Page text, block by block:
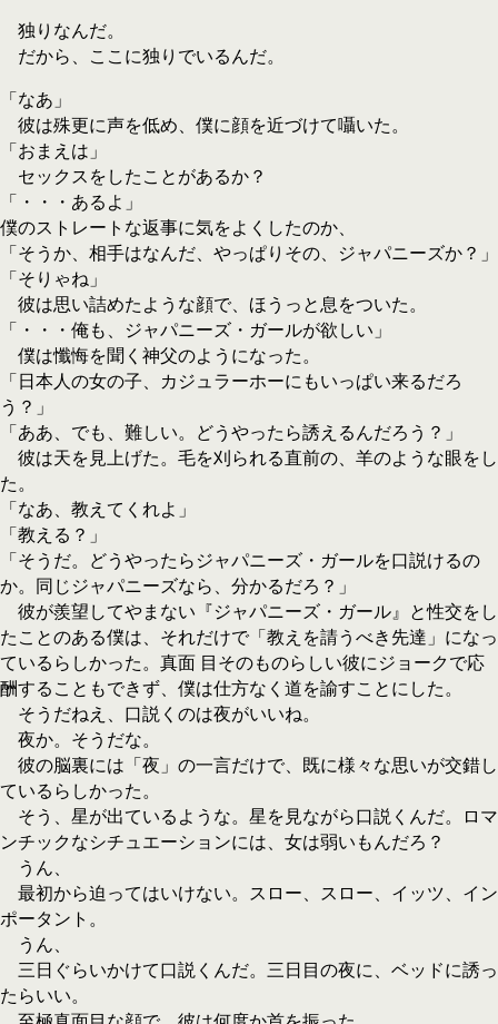
独りなんだ。
だから、ここに独りでいるんだ。
「なあ」
彼は殊更に声を低め、僕に顔を近づけて囁いた。
「おまえは」
セックスをしたことがあるか？
「・・・あるよ」
僕のストレートな返事に気をよくしたのか、
「そうか、相手はなんだ、やっぱりその、ジャパニーズか？」
「そりゃね」
彼は思い詰めたような顔で、ほうっと息をついた。
「・・・俺も、ジャパニーズ・ガールが欲しい」
僕は懺悔を聞く神父のようになった。
「日本人の女の子、カジュラーホーにもいっぱい来るだろ
う？」
「ああ、でも、難しい。どうやったら誘えるんだろう？」
彼は天を見上げた。毛を刈られる直前の、羊のような眼をし
た。
「なあ、教えてくれよ」
「教える？」
「そうだ。どうやったらジャパニーズ・ガールを口説けるの
か。同じジャパニーズなら、分かるだろ？」
彼が羨望してやまない『ジャパニーズ・ガール』と性交をし
たことのある僕は、それだけで「教えを請うべき先達」になっ
ているらしかった。真面 目そのものらしい彼にジョークで応
酬することもできず、僕は仕方なく道を諭すことにした。
そうだねえ、口説くのは夜がいいね。
夜か。そうだな。
彼の脳裏には「夜」の一言だけで、既に様々な思いが交錯し
ているらしかった。
そう、星が出ているような。星を見ながら口説くんだ。ロマ
ンチックなシチュエーションには、女は弱いもんだろ？
うん、
最初から迫ってはいけない。スロー、スロー、イッツ、イン
ポータント。
うん、
三日ぐらいかけて口説くんだ。三日目の夜に、ベッドに誘っ
たらいい。